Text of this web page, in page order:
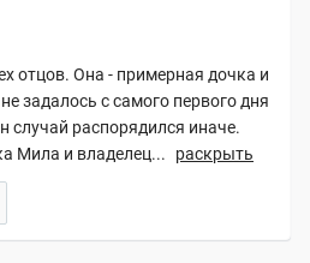
отцов. Она - примерная дочка и
задалось с самого первого дня
случай распорядился иначе.
Мила и владелец...
раскрыть